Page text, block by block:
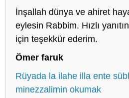
İnşallah dünya ve ahiret
eylesin Rabbim. Hızlı
için teşekkür ederim.
Ömer faruk
Rüyada la ilahe illa ente
minezzalimin okumak